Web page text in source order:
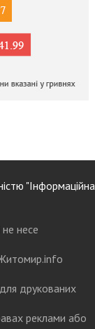
"Інформаційна
несе
Житомир.info
друкованих
реклами або